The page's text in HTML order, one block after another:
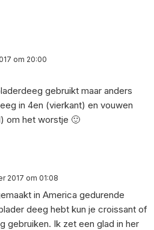
om 20:00
gebruikt maar anders
in 4en (vierkant) en vouwen
om het worstje 🙂
2017 om 01:08
in America gedurende
deeg hebt kun je croissant of
gebruiken. Ik zet een glad in her